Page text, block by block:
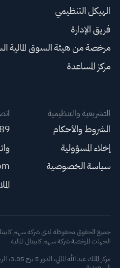
الهيكل التنظيمي
فريق الإدارة
مرخصة من هيئة السوق المالية
مركز المساعدة
التشريعية والتنظيمية
الشروط والأحكام
إخلاء المسؤولية
سياسة الخصوصية
جميع الحقوق محفوظة لدى شركة سهم كابيتال
الجهات المرخصة شركة سهم كابيتال المالية